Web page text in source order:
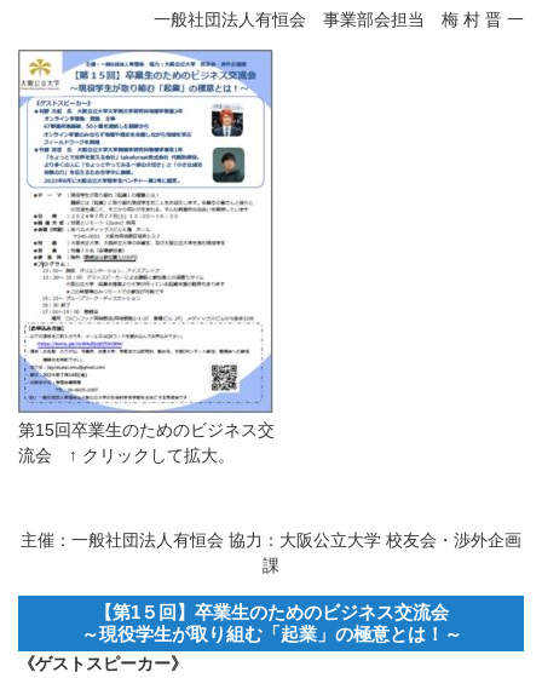
一般社団法人有恒会 事業部会担当 梅 村 晋 一
第15回卒業生のためのビジネス交
流会 ↑ クリックして拡大。
主催：一般社団法人有恒会 協力：大阪公立大学 校友会・渉外企画
課
【第1５回】卒業生のためのビジネス交流会
～現役学生が取り組む「起業」の極意とは！～
《ゲストスピーカー》